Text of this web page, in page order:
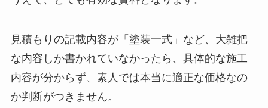
見積もりの記載内容が「塗装一式」など、大雑把
な内容しか書かれていなかったら、具体的な施工
内容が分からず、素人では本当に適正な価格なの
か判断がつきません。